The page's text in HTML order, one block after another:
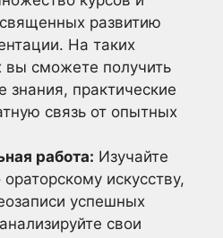
развитию
На таких
вы сможете получить
знания, практические
связь от опытных
работа: Изучайте
искусству,
успешных
свои